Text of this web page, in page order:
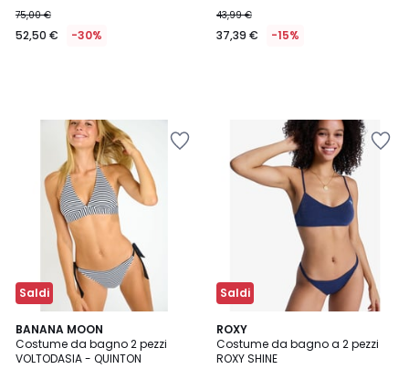
75,00 €
52,50 € -30%
43,99 €
37,39 € -15%
Saldi
BANANA MOON
Costume da bagno 2 pezzi
VOLTODASIA - QUINTON
5
/
5
Saldi
ROXY
Costume da bagno a 2 pezzi
ROXY SHINE
4
/
5